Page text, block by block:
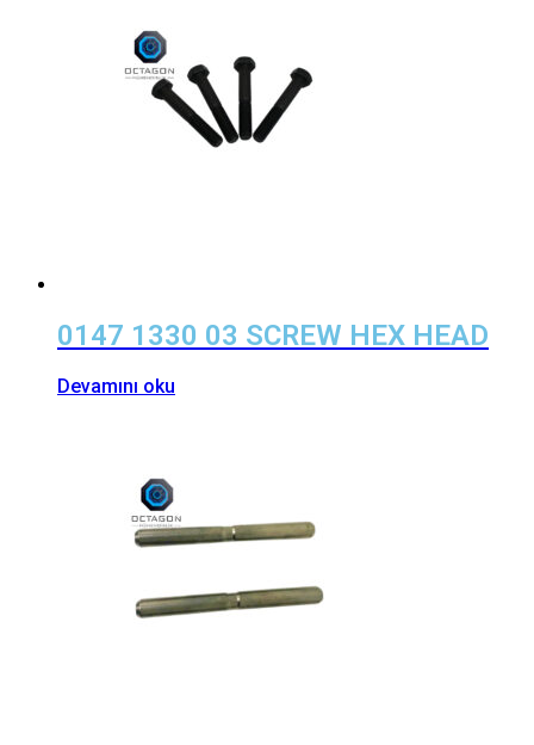
0147 1330 03 SCREW HEX HEAD
Devamını oku